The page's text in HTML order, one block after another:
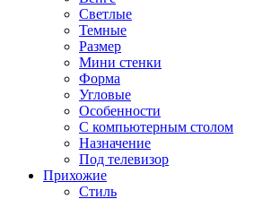
Светлые
Темные
Размер
Мини стенки
Форма
Угловые
Особенности
С компьютерным столом
Назначение
Под телевизор
Прихожие
Стиль